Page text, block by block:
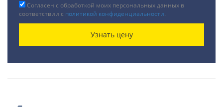
Согласен с обработкой моих персональных данных в
соответствии с политикой конфиденциальности.
Узнать цену